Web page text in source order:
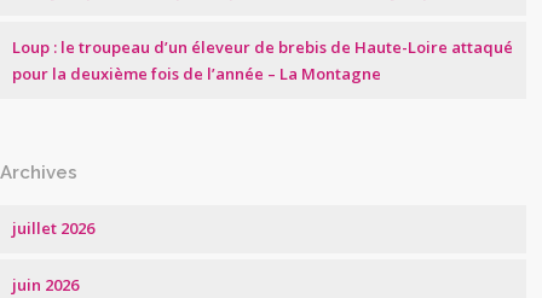
Loup : le troupeau d’un éleveur de brebis de Haute-Loire attaqué
pour la deuxième fois de l’année – La Montagne
Archives
juillet 2026
juin 2026